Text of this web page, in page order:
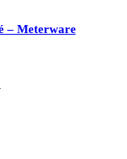
– Meterware